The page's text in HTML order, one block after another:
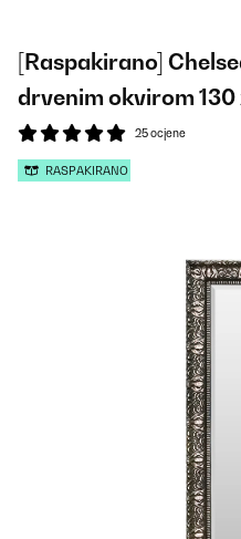
[Raspakirano]
drvenim okvirom
25 ocjene
RASPAKIRANO